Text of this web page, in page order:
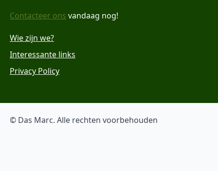
Contacteer ons vandaag nog!
Wie zijn we?
Interessante links
Privacy Policy
© Das Marc. Alle rechten voorbehouden